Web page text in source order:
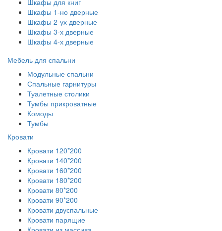
Шкафы 1-но дверные
Шкафы 2-ух дверные
Шкафы 3-х дверные
Шкафы 4-х дверные
Мебель для спальни
Модульные спальни
Спальные гарнитуры
Туалетные столики
Тумбы прикроватные
Комоды
Тумбы
Кровати
Кровати 120*200
Кровати 140*200
Кровати 160*200
Кровати 180*200
Кровати 80*200
Кровати 90*200
Кровати двуспальные
Кровати парящие